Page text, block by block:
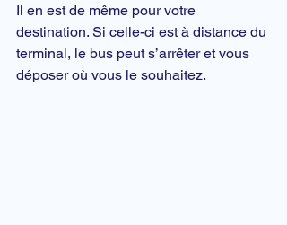
Il en est de même pour votre
destination. Si celle-ci est à distance du
terminal, le bus peut s’arrêter et vous
déposer où vous le souhaitez.